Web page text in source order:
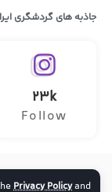
Privacy Policyand
جاذبه های گردشگری
23k
Follow
تمامی حقوق این وب